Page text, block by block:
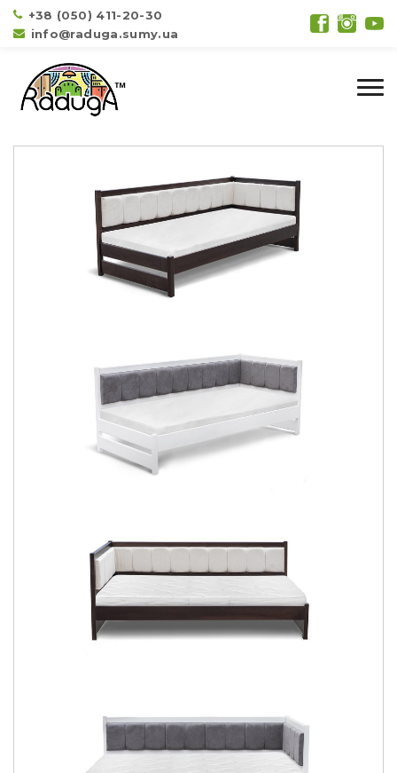
+38 (050) 411-20-30
info@raduga.sumy.ua